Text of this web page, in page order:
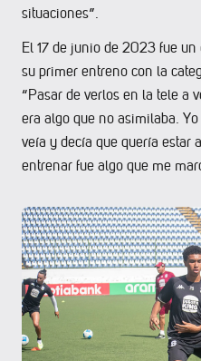
situaciones”.
El 17 de junio de 2023 fue
su primer entreno con la
“Pasar de verlos en la tele a
era algo que no asimilaba.
veía y decía que quería estar
entrenar fue algo que me